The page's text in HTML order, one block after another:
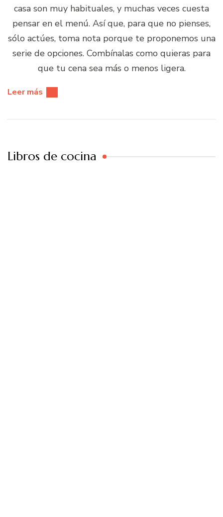
casa son muy habituales, y muchas veces cuesta
pensar en el menú. Así que, para que no pienses,
sólo actúes, toma nota porque te proponemos una
serie de opciones. Combínalas como quieras para
que tu cena sea más o menos ligera.
Leer más
Libros de cocina